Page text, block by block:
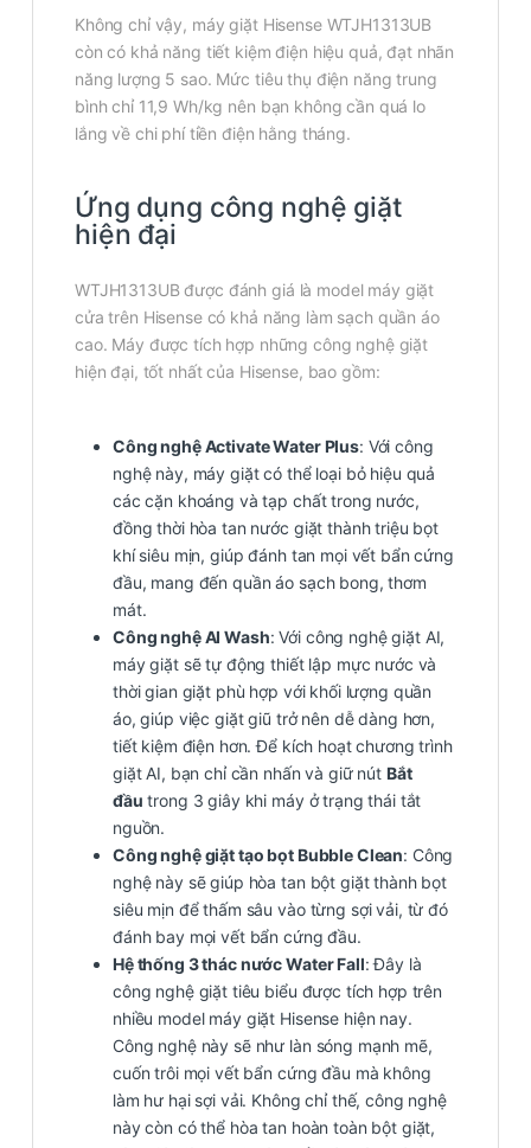
Không chỉ vậy, máy giặt Hisense WTJH1313UB
còn có khả năng tiết kiệm điện hiệu quả, đạt nhãn
năng lượng 5 sao. Mức tiêu thụ điện năng trung
bình chỉ 11,9 Wh/kg nên bạn không cần quá lo
lắng về chi phí tiền điện hằng tháng.
Ứng dụng công nghệ giặt
hiện đại
WTJH1313UB được đánh giá là model máy giặt
cửa trên Hisense có khả năng làm sạch quần áo
cao. Máy được tích hợp những công nghệ giặt
hiện đại, tốt nhất của Hisense, bao gồm:
Công nghệ Activate Water Plus: Với công
nghệ này, máy giặt có thể loại bỏ hiệu quả
các cặn khoáng và tạp chất trong nước,
đồng thời hòa tan nước giặt thành triệu bọt
khí siêu mịn, giúp đánh tan mọi vết bẩn cứng
đầu, mang đến quần áo sạch bong, thơm
mát.
Công nghệ AI Wash: Với công nghệ giặt AI,
máy giặt sẽ tự động thiết lập mực nước và
thời gian giặt phù hợp với khối lượng quần
áo, giúp việc giặt giũ trở nên dễ dàng hơn,
tiết kiệm điện hơn. Để kích hoạt chương trình
giặt AI, bạn chỉ cần nhấn và giữ nút Bắt
đầu trong 3 giây khi máy ở trạng thái tắt
nguồn.
Công nghệ giặt tạo bọt Bubble Clean: Công
nghệ này sẽ giúp hòa tan bột giặt thành bọt
siêu mịn để thấm sâu vào từng sợi vải, từ đó
đánh bay mọi vết bẩn cứng đầu.
Hệ thống 3 thác nước Water Fall: Đây là
công nghệ giặt tiêu biểu được tích hợp trên
nhiều model máy giặt Hisense hiện nay.
Công nghệ này sẽ như làn sóng mạnh mẽ,
cuốn trôi mọi vết bẩn cứng đầu mà không
làm hư hại sợi vải. Không chỉ thế, công nghệ
này còn có thể hòa tan hoàn toàn bột giặt,